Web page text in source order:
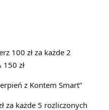
100 zł za każde 2
150 zł
z Kontem Smart”
za każde 5 rozliczonych